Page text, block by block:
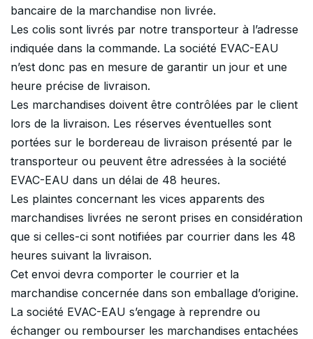
bancaire de la marchandise non livrée.
Les colis sont livrés par notre transporteur à l’adresse
indiquée dans la commande. La société EVAC-EAU
n’est donc pas en mesure de garantir un jour et une
heure précise de livraison.
Les marchandises doivent être contrôlées par le client
lors de la livraison. Les réserves éventuelles sont
portées sur le bordereau de livraison présenté par le
transporteur ou peuvent être adressées à la société
EVAC-EAU dans un délai de 48 heures.
Les plaintes concernant les vices apparents des
marchandises livrées ne seront prises en considération
que si celles-ci sont notifiées par courrier dans les 48
heures suivant la livraison.
Cet envoi devra comporter le courrier et la
marchandise concernée dans son emballage d’origine.
La société EVAC-EAU s’engage à reprendre ou
échanger ou rembourser les marchandises entachées